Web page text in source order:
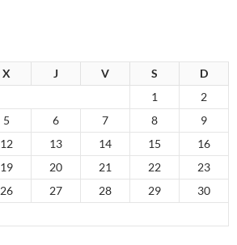
X J V S
D
1
2
5 6 7 8
9
12 13 14 15
16
19 20 21 22
23
26 27 28 29
30